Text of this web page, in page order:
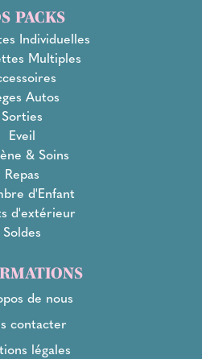
PACKS
Individuelles
Multiples
Autos
Sorties
Eveil
& Soins
Repas
d'Enfant
d'extérieur
Soldes
de nous
contacter
légales